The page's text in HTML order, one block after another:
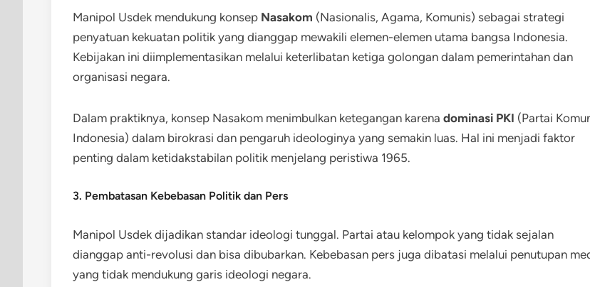
Manipol Usdek mendukung konsep Nasakom (Nasionalis, Agama, Komunis) sebagai strategi
penyatuan kekuatan politik yang dianggap mewakili elemen-elemen utama bangsa Indonesia.
Kebijakan ini diimplementasikan melalui keterlibatan ketiga golongan dalam pemerintahan dan
organisasi negara.
Dalam praktiknya, konsep Nasakom menimbulkan ketegangan karena dominasi PKI (Partai
Indonesia) dalam birokrasi dan pengaruh ideologinya yang semakin luas. Hal ini menjadi faktor
penting dalam ketidakstabilan politik menjelang peristiwa 1965.
3. Pembatasan Kebebasan Politik dan Pers
Manipol Usdek dijadikan standar ideologi tunggal. Partai atau kelompok yang tidak sejalan
dianggap anti-revolusi dan bisa dibubarkan. Kebebasan pers juga dibatasi melalui penutupan
yang tidak mendukung garis ideologi negara.